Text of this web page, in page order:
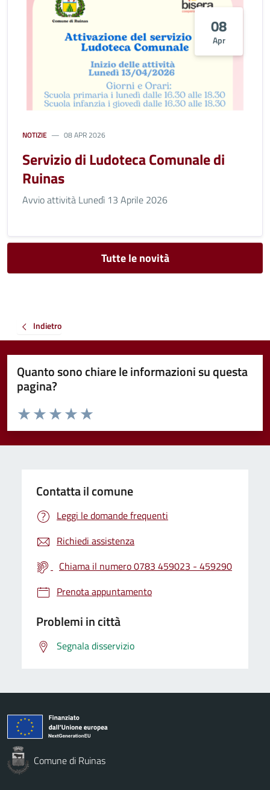
08
Apr
NOTIZIE 08 APR 2026
Servizio di Ludoteca Comunale di
Ruinas
Avvio attività Lunedì 13 Aprile 2026
Tutte le novità
Indietro
Quanto sono chiare le informazioni su questa
pagina?
Valuta da 1 a 5 stelle la pagina
Valuta 5 stelle su 5
Valuta 4 stelle su 5
Valuta 3 stelle su 5
Valuta 2 stelle su 5
Valuta 1 stelle su 5
Contatta il comune
Leggi le domande frequenti
Richiedi assistenza
Chiama il numero 0783 459023 - 459290
Prenota appuntamento
Problemi in città
Segnala disservizio
Comune di Ruinas